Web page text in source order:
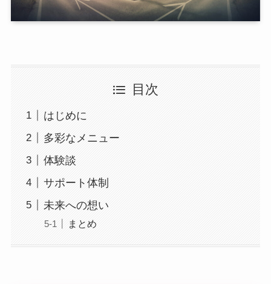
目次
はじめに
多彩なメニュー
体験談
サポート体制
未来への想い
まとめ